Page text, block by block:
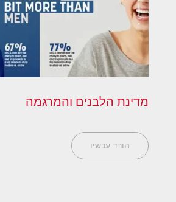
מדינת הלבנים והמרגמה
הורד עכשיו